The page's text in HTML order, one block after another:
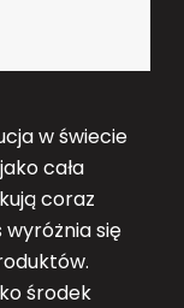
w świecie
cała
coraz
się
środek